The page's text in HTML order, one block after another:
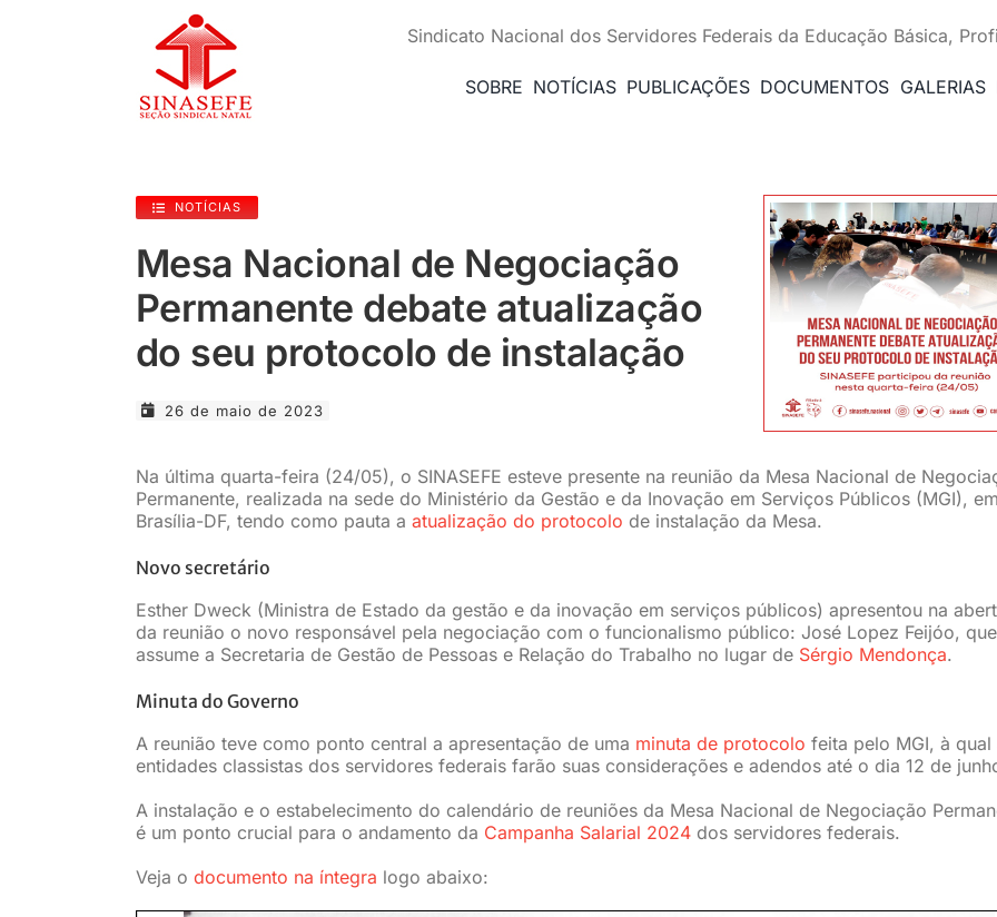
Sindicato Nacional dos Servidores Federais da Educação Básica,
SOBRE NOTÍCIAS PUBLICAÇÕES DOCUMENTOS GALERIAS
NOTÍCIAS
Mesa Nacional de Negociação
Permanente debate atualização
do seu protocolo de instalação
26 de maio de 2023
Na última quarta-feira (24/05), o SINASEFE esteve presente na reunião da Mesa Nacional de
Permanente, realizada na sede do Ministério da Gestão e da Inovação em Serviços Públicos (MGI), em
Brasília-DF, tendo como pauta a atualização do protocolo de instalação da Mesa.
Novo secretário
Esther Dweck (Ministra de Estado da gestão e da inovação em serviços públicos) apresentou na
da reunião o novo responsável pela negociação com o funcionalismo público: José Lopez Feijóo, que
assume a Secretaria de Gestão de Pessoas e Relação do Trabalho no lugar de Sérgio Mendonça.
Minuta do Governo
A reunião teve como ponto central a apresentação de uma minuta de protocolo feita pelo MGI, à qual
entidades classistas dos servidores federais farão suas considerações e adendos até o dia 12 de
A instalação e o estabelecimento do calendário de reuniões da Mesa Nacional de Negociação
é um ponto crucial para o andamento da Campanha Salarial 2024dos servidores federais.
Veja o documento na íntegra logo abaixo: